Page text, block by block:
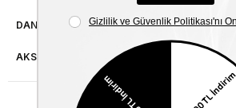
DANIŞMA HATTI
AKSESUAR ONARIMI